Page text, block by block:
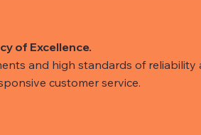
of Excellence.
and high standards of reliability
customer service.